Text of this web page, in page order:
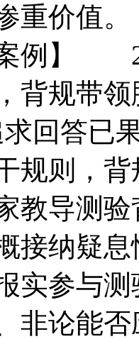
重价值
】
背规带
回答已
规则，
导测验
接纳疑
实参与
非论能